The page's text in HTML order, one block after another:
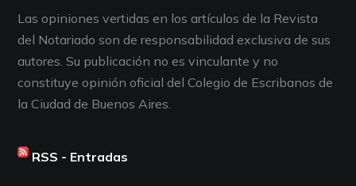
Las opiniones vertidas en los artículos de la Revista
del Notariado son de responsabilidad exclusiva de sus
autores. Su publicación no es vinculante y no
constituye opinión oficial del Colegio de Escribanos de
la Ciudad de Buenos Aires.
RSS - Entradas